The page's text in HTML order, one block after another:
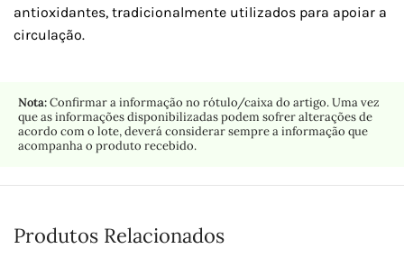
antioxidantes, tradicionalmente utilizados para apoiar a
circulação.
Nota:Confirmar a informação no rótulo/caixa do artigo. Uma vez
que as informações disponibilizadas podem sofrer alterações de
acordo com o lote, deverá considerar sempre a informação que
acompanha o produto recebido.
Produtos Relacionados